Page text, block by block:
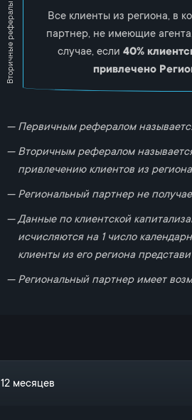
Вторичные рефералы
Все клиенты из региона, в
партнер, не имеющие
случае, если 40%
привлечено
Первичным рефералом
Вторичным рефералом
привлечению клиентов из
Региональный партнер не
Данные по клиентской
исчисляются на 1 число
клиенты из его региона
Региональный партнер имеет
12 месяцев